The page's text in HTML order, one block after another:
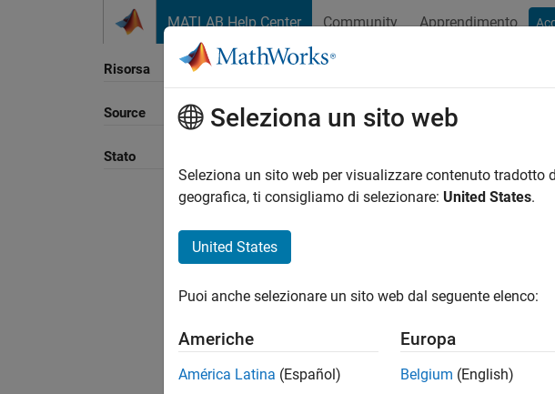
MATLAB Help Center Community Apprendimento
Risorsa
Source
Stato
Ordina per
Seleziona un sito web
Seleziona un sito web per visualizzare contenuto tradotto
geografica, ti consigliamo di selezionare: United States.
United States
Puoi anche selezionare un sito web dal seguente elenco:
Americhe
América Latina (Español)
Europa
Belgium (English)